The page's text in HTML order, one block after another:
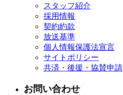
スタッフ紹介
採用情報
契約約款
放送基準
個人情報保護法宣言
サイトポリシー
共済・後援・協賛申請
お問い合わせ